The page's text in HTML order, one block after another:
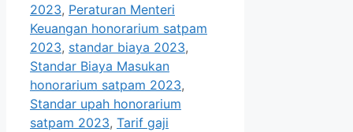
2023, Peraturan Menteri
Keuangan honorarium satpam
2023, standar biaya 2023,
Standar Biaya Masukan
honorarium satpam 2023,
Standar upah honorarium
satpam 2023, Tarif gaji